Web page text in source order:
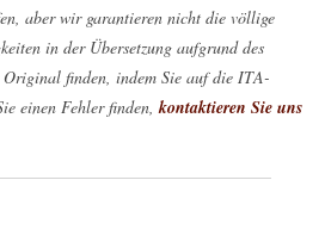
aber wir garantieren nicht die völlige
in der Übersetzung aufgrund des
Original finden, indem Sie auf die ITA-
einen Fehler finden, kontaktieren Sie uns